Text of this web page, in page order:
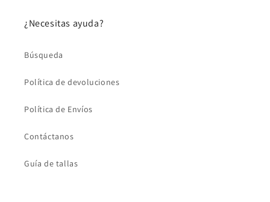
¿Necesitas ayuda?
Búsqueda
Política de devoluciones
Política de Envíos
Contáctanos
Guía de tallas